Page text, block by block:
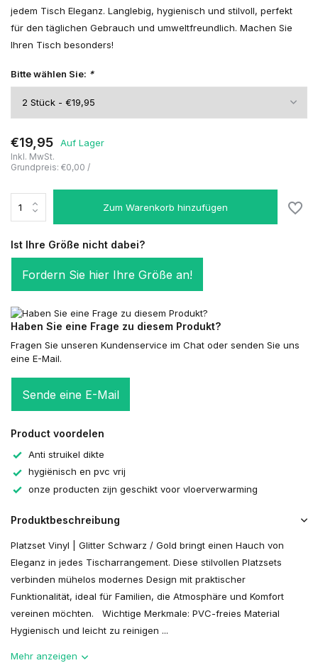
jedem Tisch Eleganz. Langlebig, hygienisch und stilvoll, perfekt
für den täglichen Gebrauch und umweltfreundlich. Machen Sie
Ihren Tisch besonders!
Bitte wählen Sie: *
€19,95 Auf Lager
Inkl. MwSt.
Grundpreis: €0,00 /
Zum Warenkorb hinzufügen
Ist Ihre Größe nicht dabei?
Fordern Sie hier Ihre Größe an!
Haben Sie eine Frage zu diesem Produkt?
Fragen Sie unseren Kundenservice im Chat oder senden Sie uns
eine E-Mail.
Sende eine E-Mail
Product voordelen
Anti struikel dikte
hygiënisch en pvc vrij
onze producten zijn geschikt voor vloerverwarming
Produktbeschreibung
Platzset Vinyl | Glitter Schwarz / Gold bringt einen Hauch von
Eleganz in jedes Tischarrangement. Diese stilvollen Platzsets
verbinden mühelos modernes Design mit praktischer
Funktionalität, ideal für Familien, die Atmosphäre und Komfort
vereinen möchten. Wichtige Merkmale: PVC-freies Material
Hygienisch und leicht zu reinigen ...
Mehr anzeigen